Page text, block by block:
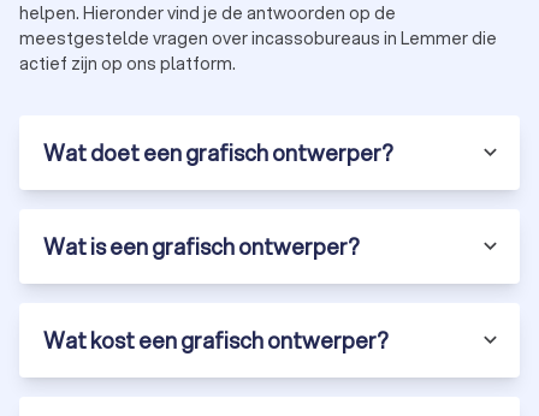
helpen. Hieronder vind je de antwoorden op de
meestgestelde vragen over incassobureaus in Lemmer die
actief zijn op ons platform.
Wat doet een grafisch ontwerper?
Wat is een grafisch ontwerper?
Wat kost een grafisch ontwerper?